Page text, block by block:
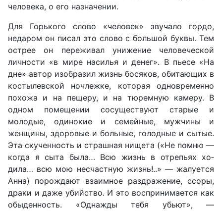
человека, о его назначении.
Для Горького слово «человек» звучало гордо,
недаром он пи­сал это слово с большой буквы. Тем
острее он переживал униже­ние человеческой
личности «в мире насилья и денег». В пьесе «На
дне» автор изобразил жизнь босяков, обитающих в
костылевской ночлежке, которая одновременно
похожа и на пещеру, и на тюремную камеру. В
одном помещении сосуществуют старые и
молодые, одинокие и семейные, мужчины и
женщины, здоровые и больные, голодные и сытые.
Эта скученность и страшная нище­та («Не помню —
когда я сыта была… Всю жизнь в отрепьях хо­
дила… всю мою несчастную жизнь!..» — жалуется
Анна) порож­дают взаимное раздражение, ссоры,
драки и даже убийство. И это воспринимается как
обыденность. «Однажды тебя убьют», —